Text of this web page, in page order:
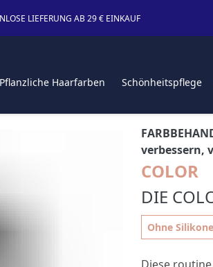
LIEFERUNG AB 29 € EINKAUF
Pflanzliche Haarfarben Schönheitspflege
verbessern,
COLOR
DIE
Ohne